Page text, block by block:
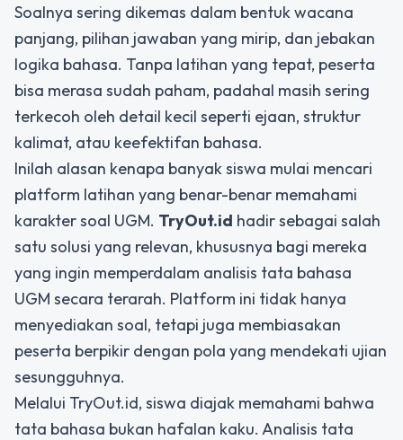
Soalnya sering dikemas dalam bentuk wacana
panjang, pilihan jawaban yang mirip, dan jebakan
logika bahasa. Tanpa latihan yang tepat, peserta
bisa merasa sudah paham, padahal masih sering
terkecoh oleh detail kecil seperti ejaan, struktur
kalimat, atau keefektifan bahasa.
Inilah alasan kenapa banyak siswa mulai mencari
platform latihan yang benar-benar memahami
karakter soal UGM. TryOut.id hadir sebagai salah
satu solusi yang relevan, khususnya bagi mereka
yang ingin memperdalam analisis tata bahasa
UGM secara terarah. Platform ini tidak hanya
menyediakan soal, tetapi juga membiasakan
peserta berpikir dengan pola yang mendekati ujian
sesungguhnya.
Melalui TryOut.id, siswa diajak memahami bahwa
tata bahasa bukan hafalan kaku. Analisis tata